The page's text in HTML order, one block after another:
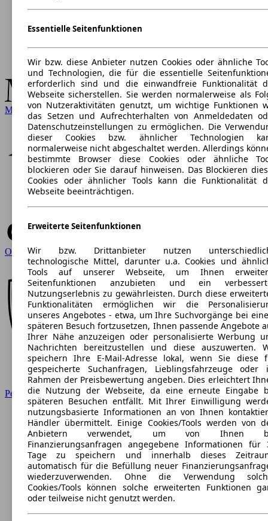
Mercedes-Benz
Opel
Peugeot
Essentielle Seitenfunktionen
Wir bzw. diese Anbieter nutzen Cookies oder ähnliche
und Technologien, die für die essentielle
erforderlich sind und die einwandfreie Funktionalität
Webseite sicherstellen. Sie werden normalerweise als
von Nutzeraktivitäten genutzt, um wichtige Funktionen
das Setzen und Aufrechterhalten von Anmeldedaten
Datenschutzeinstellungen zu ermöglichen. Die
dieser Cookies bzw. ähnlicher Technologien
normalerweise nicht abgeschaltet werden. Allerdings
bestimmte Browser diese Cookies oder ähnliche
blockieren oder Sie darauf hinweisen. Das Blockieren
Cookies oder ähnlicher Tools kann die Funktionalität
Webseite beeinträchtigen.
Erweiterte Seitenfunktionen
Wir bzw. Drittanbieter nutzen
technologische Mittel, darunter u.a. Cookies und
Tools auf unserer Webseite, um Ihnen
Seitenfunktionen anzubieten und ein
Nutzungserlebnis zu gewährleisten. Durch diese
Funktionalitäten ermöglichen wir die
unseres Angebotes - etwa, um Ihre Suchvorgänge bei
späteren Besuch fortzusetzen, Ihnen passende Angebote
Ihrer Nähe anzuzeigen oder personalisierte Werbung
Nachrichten bereitzustellen und diese auszuwerten.
speichern Ihre E-Mail-Adresse lokal, wenn Sie diese
gespeicherte Suchanfragen, Lieblingsfahrzeuge oder
Rahmen der Preisbewertung angeben. Dies erleichtert
die Nutzung der Webseite, da eine erneute Eingabe
späteren Besuchen entfällt. Mit Ihrer Einwilligung
nutzungsbasierte Informationen an von Ihnen
Händler übermittelt. Einige Cookies/Tools werden von
Anbietern verwendet, um von Ihnen
Finanzierungsanfragen angegebene Informationen für
Tage zu speichern und innerhalb dieses
automatisch für die Befüllung neuer
wiederzuverwenden. Ohne die Verwendung
Cookies/Tools können solche erweiterten Funktionen
oder teilweise nicht genutzt werden.